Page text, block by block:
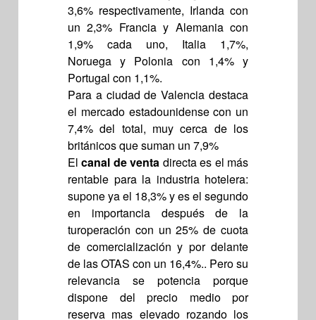
3,6% respectivamente, Irlanda con
un 2,3% Francia y Alemania con
1,9% cada uno, Italia 1,7%,
Noruega y Polonia con 1,4% y
Portugal con 1,1%.
Para a ciudad de Valencia destaca
el mercado estadounidense con un
7,4% del total, muy cerca de los
británicos que suman un 7,9%
El canal de venta directa es el más
rentable para la industria hotelera:
supone ya el 18,3% y es el segundo
en importancia después de la
turoperación con un 25% de cuota
de comercialización y por delante
de las OTAS con un 16,4%.. Pero su
relevancia se potencia porque
dispone del precio medio por
reserva mas elevado rozando los